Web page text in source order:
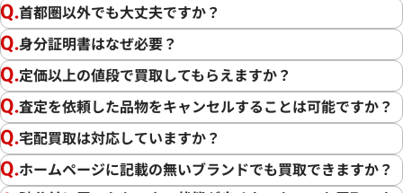
首都圏以外でも大丈夫ですか？
身分証明書はなぜ必要？
定価以上の値段で買取してもらえますか？
査定を依頼した品物をキャンセルすることは可能ですか？
宅配買取は対応していますか？
ホームページに記載の無いブランドでも買取できますか？